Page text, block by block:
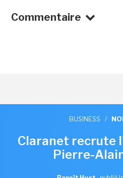
Commentaire
BUSINESS /
Claranet recrute
Pierre-